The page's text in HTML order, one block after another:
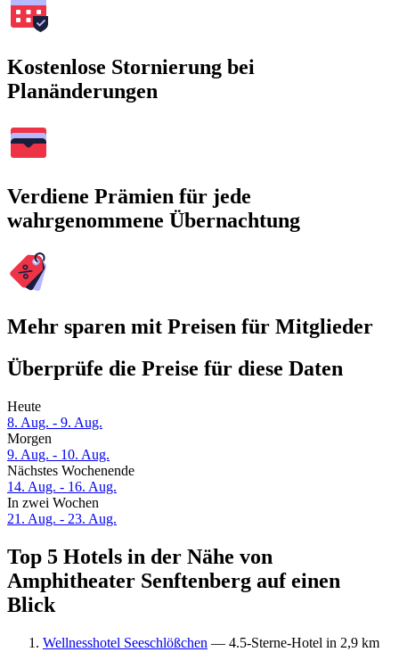
Kostenlose Stornierung bei
Planänderungen
Verdiene Prämien für jede
wahrgenommene Übernachtung
Mehr sparen mit Preisen für Mitglieder
Überprüfe die Preise für diese Daten
Heute
8. Aug. - 9. Aug.
Morgen
9. Aug. - 10. Aug.
Nächstes Wochenende
14. Aug. - 16. Aug.
In zwei Wochen
21. Aug. - 23. Aug.
Top 5 Hotels in der Nähe von
Amphitheater Senftenberg auf einen
Blick
Wellnesshotel Seeschlößchen — 4.5-Sterne-Hotel in 2,9 km